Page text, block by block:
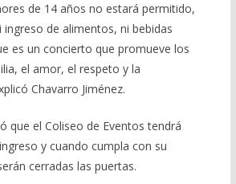
de 14 años no estará permitido,
de alimentos, ni bebidas
es un concierto que promueve los
el amor, el respeto y la
Chavarro Jiménez.
que el Coliseo de Eventos tendrá
y cuando cumpla con su
cerradas las puertas.